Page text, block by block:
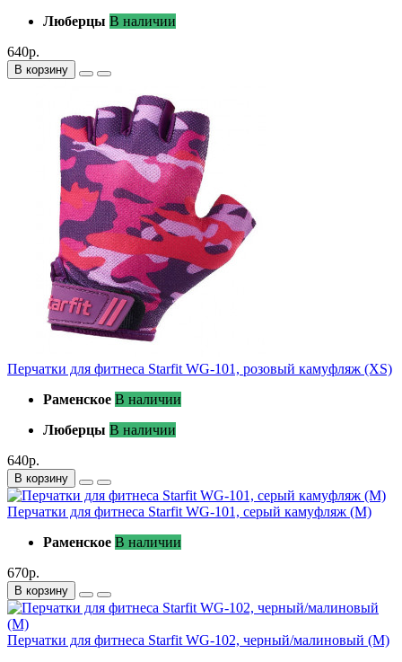
Люберцы В наличии
640р.
В корзину
Перчатки для фитнеса Starfit WG-101, розовый камуфляж (XS)
Раменское В наличии
Люберцы В наличии
640р.
В корзину
Перчатки для фитнеса Starfit WG-101, серый камуфляж (M)
Раменское В наличии
670р.
В корзину
Перчатки для фитнеса Starfit WG-102, черный/малиновый (M)